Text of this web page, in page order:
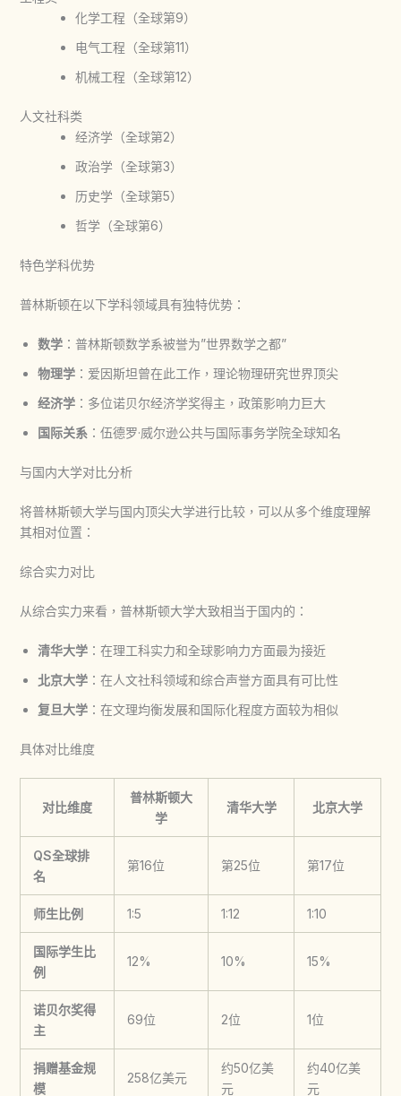
化学工程（全球第9）
电气工程（全球第11）
机械工程（全球第12）
人文社科类
经济学（全球第2）
政治学（全球第3）
历史学（全球第5）
哲学（全球第6）
特色学科优势
普林斯顿在以下学科领域具有独特优势：
数学：普林斯顿数学系被誉为”世界数学之都”
物理学：爱因斯坦曾在此工作，理论物理研究世界顶尖
经济学：多位诺贝尔经济学奖得主，政策影响力巨大
国际关系：伍德罗·威尔逊公共与国际事务学院全球知名
与国内大学对比分析
将普林斯顿大学与国内顶尖大学进行比较，可以从多个维度理解
其相对位置：
综合实力对比
从综合实力来看，普林斯顿大学大致相当于国内的：
清华大学：在理工科实力和全球影响力方面最为接近
北京大学：在人文社科领域和综合声誉方面具有可比性
复旦大学：在文理均衡发展和国际化程度方面较为相似
具体对比维度
对比维度
普林斯顿大
学
清华大学 北京大学
QS全球排
名
第16位 第25位 第17位
师生比例 1:5 1:12 1:10
国际学生比
例
12% 10% 15%
诺贝尔奖得
主
69位 2位 1位
捐赠基金规
模
258亿美元
约50亿美
元
约40亿美
元